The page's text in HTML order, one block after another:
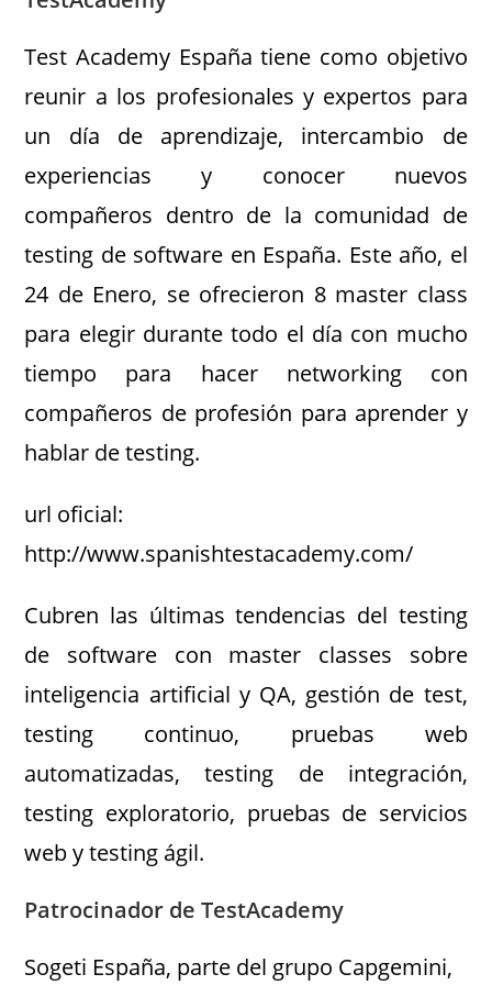
Test Academy España tiene como objetivo
reunir a los profesionales y expertos para
un día de aprendizaje, intercambio de
experiencias y conocer nuevos
compañeros dentro de la comunidad de
testing de software en España. Este año, el
24 de Enero, se ofrecieron 8 master class
para elegir durante todo el día con mucho
tiempo para hacer networking con
compañeros de profesión para aprender y
hablar de testing.
url oficial:
http://www.spanishtestacademy.com/
Cubren las últimas tendencias del testing
de software con master classes sobre
inteligencia artificial y QA, gestión de test,
testing continuo, pruebas web
automatizadas, testing de integración,
testing exploratorio, pruebas de servicios
web y testing ágil.
Patrocinador de TestAcademy
Sogeti España, parte del grupo Capgemini,